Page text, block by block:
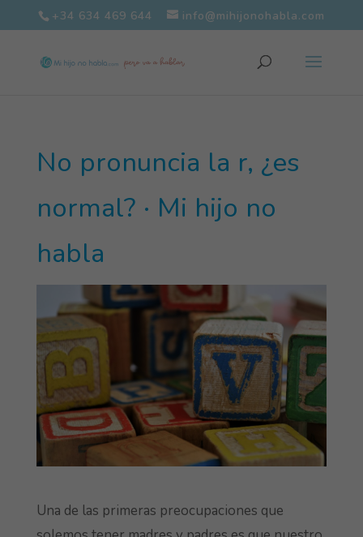
+34 634 469 644 info@mihijonohabla.com
No pronuncia la r, ¿es
normal? · Mi hijo no
habla
Una de las primeras preocupaciones que